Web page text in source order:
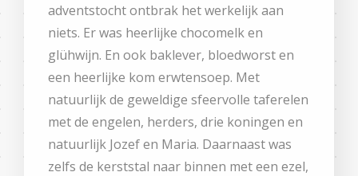
adventstocht ontbrak het werkelijk aan
niets. Er was heerlijke chocomelk en
glühwijn. En ook baklever, bloedworst en
een heerlijke kom erwtensoep. Met
natuurlijk de geweldige sfeervolle taferelen
met de engelen, herders, drie koningen en
natuurlijk Jozef en Maria. Daarnaast was
zelfs de kerststal naar binnen met een ezel,